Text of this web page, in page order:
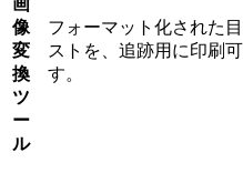
画
像
変
換
ツ
ー
ル
フォーマット化された
ストを、追跡用に印刷
す。